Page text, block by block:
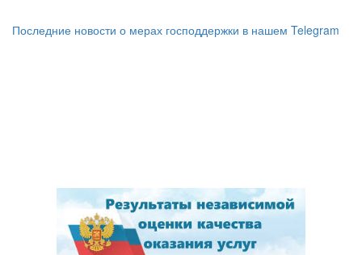
Последние новости о мерах господдержки в нашем Telegram